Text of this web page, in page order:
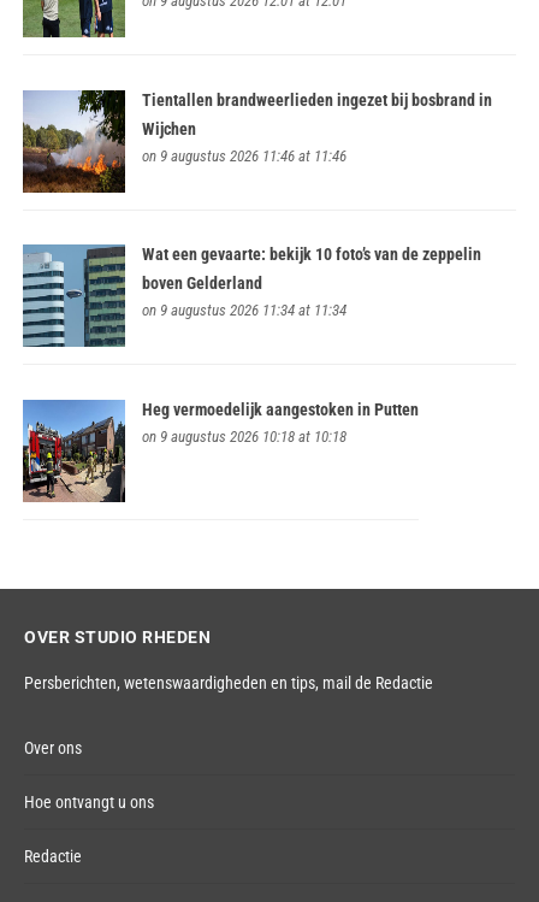
Tientallen brandweerlieden ingezet bij bosbrand in
Wijchen
on 9 augustus 2026 11:46 at 11:46
Wat een gevaarte: bekijk 10 foto’s van de zeppelin
boven Gelderland
on 9 augustus 2026 11:34 at 11:34
Heg vermoedelijk aangestoken in Putten
on 9 augustus 2026 10:18 at 10:18
OVER STUDIO RHEDEN
Persberichten, wetenswaardigheden en tips, mail de Redactie
Over ons
Hoe ontvangt u ons
Redactie